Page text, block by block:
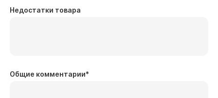
Недостатки товара
Общие комментарии*